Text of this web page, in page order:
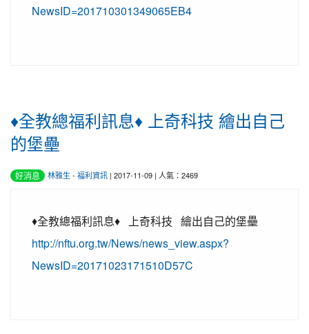
NewsID=201710301349065EB4
♦全教總福利訊息♦ 上奇科技 繪出自己
的堡壘
好消息 林雅生 - 福利資訊 | 2017-11-09 | 人氣：2469
♦全教總福利訊息♦ 上奇科技 繪出自己的堡壘
http://nftu.org.tw/News/news_view.aspx?
NewsID=20171023171510D57C